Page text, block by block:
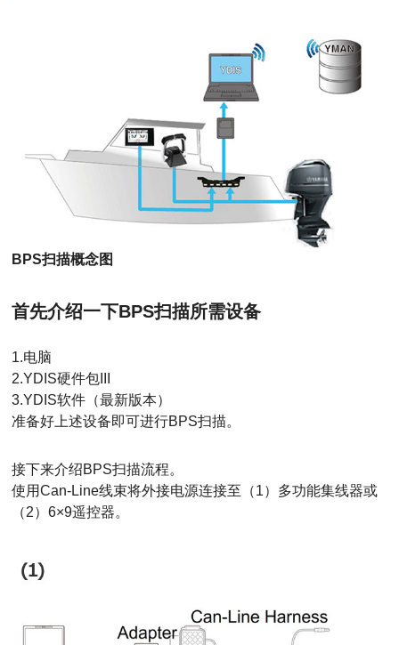
BPS扫描概念图
首先介绍一下BPS扫描所需设备
1.电脑
2.YDIS硬件包III
3.YDIS软件（最新版本）
准备好上述设备即可进行BPS扫描。
接下来介绍BPS扫描流程。
使用Can-Line线束将外接电源连接至（1）多功能集线器或
（2）6×9遥控器。